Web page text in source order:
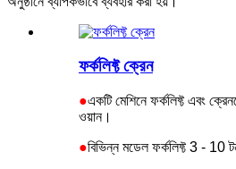
ফর্কলিফ্ট ক্রেন
●একটি মেশিনে ফর্কলিফ্ট এবং
ওয়ান।
●বিভিন্ন মডেল ফর্কলিফ্ট 3 - 10